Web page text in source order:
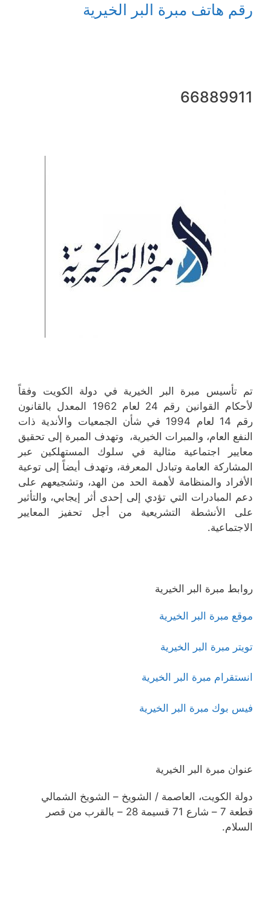
رقم هاتف مبرة البر الخيرية
66889911
تم تأسيس مبرة البر الخيرية في دولة الكويت وفقاً
لأحكام القوانين رقم 24 لعام 1962 المعدل بالقانون
رقم 14 لعام 1994 في شأن الجمعيات والأندية ذات
النفع العام، والمبرات الخيرية، وتهدف المبرة إلى تحقيق
معايير اجتماعية مثالية في سلوك المستهلكين عبر
المشاركة العامة وتبادل المعرفة، وتهدف أيضاً إلى توعية
الأفراد والمنظامة لأهمة الحد من الهد، وتشجيعهم على
دعم المبادرات التي تؤدي إلى إحدى أثر إيجابي، والتأثير
على الأنشطة التشريعية من أجل تحفيز المعايير
الاجتماعية.
روابط مبرة البر الخيرية
موقع مبرة البر الخيرية
تويتر مبرة البر الخيرية
انستقرام مبرة البر الخيرية
فيس بوك مبرة البر الخيرية
عنوان مبرة البر الخيرية
دولة الكويت، العاصمة / الشويخ – الشويخ الشمالي
قطعة 7 – شارع 71 قسيمة 28 – بالقرب من قصر
السلام.